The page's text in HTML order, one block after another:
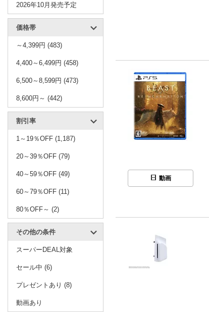
2026年10月発売予定
価格帯
～4,399円 (483)
4,400～6,499円 (458)
6,500～8,599円 (473)
8,600円～ (442)
割引率
1～19％OFF (1,187)
20～39％OFF (79)
40～59％OFF (49)
60～79％OFF (11)
80％OFF～ (2)
その他の条件
スーパーDEAL対象
セール中 (6)
プレゼントあり (8)
動画あり
動画